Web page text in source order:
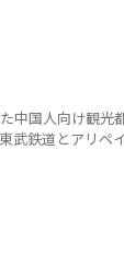
中国人向け観光
武鉄道とアリペ